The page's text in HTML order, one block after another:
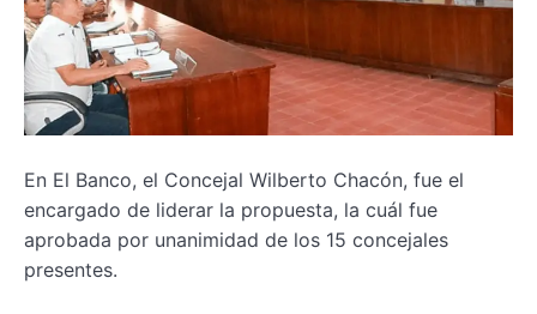
En El Banco, el Concejal Wilberto Chacón, fue el
encargado de liderar la propuesta, la cuál fue
aprobada por unanimidad de los 15 concejales
presentes.